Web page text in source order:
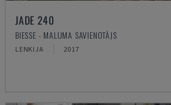
JADE 240
BIESSE - MALUMA SAVIENOTĀJS
LENKIJA 2017